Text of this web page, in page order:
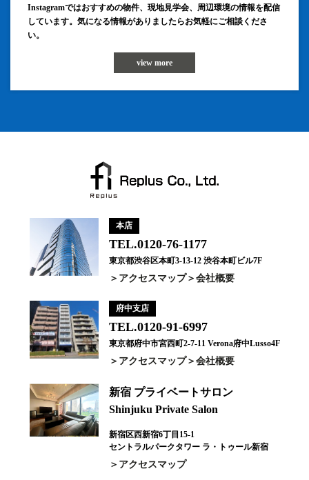
Instagramではおすすめの物件、現地見学会、周辺環境の情報を配信
しています。気になる情報がありましたらお気軽にご相談くださ
い。
view more
本店
TEL.0120-76-1177
東京都渋谷区本町3-13-12 渋谷本町ビル7F
アクセスマップ 会社概要
府中支店
TEL.0120-91-6997
東京都府中市宮西町2-7-11 Verona府中Lusso4F
アクセスマップ 会社概要
新宿 プライベートサロン
Shinjuku Private Salon
新宿区西新宿6丁目15-1
セントラルパークタワー ラ・トゥール新宿
アクセスマップ